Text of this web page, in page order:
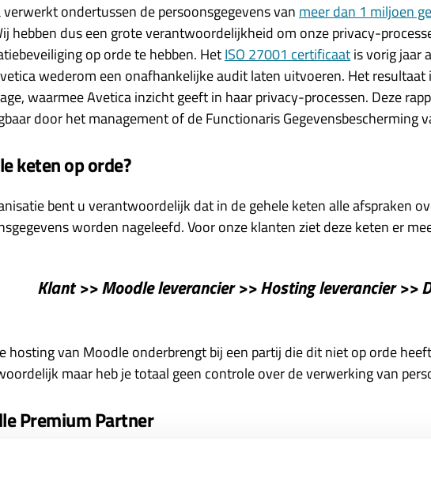
ondertussen de persoonsgegevens van meer dan 1 miljoen
hebben dus een grote verantwoordelijkheid om onze privacy-
op orde te hebben. HetISO 27001 certificaatis vorig jaar
wederom een onafhankelijke audit laten uitvoeren. Het resultaat
waarmee Avetica inzicht geeft in haar privacy-processen. Deze
door het management of de Functionaris Gegevensbescherming
keten op orde?
bent u verantwoordelijk dat in de gehele keten alle afspraken
worden nageleefd. Voor onze klanten ziet deze keten er
Klant >> Moodle leverancier >> Hosting leverancier >>
hosting van Moodle onderbrengt bij een partij die dit niet op orde
maar heb je totaal geen controle over de verwerking van
Premium Partner
wil continue goede Moodle dienstverlening leveren. Met deze nieuwe